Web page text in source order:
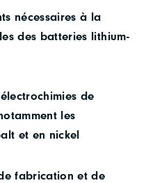
nécessaires à la
des batteries lithium-
de
les
et en nickel
fabrication et de